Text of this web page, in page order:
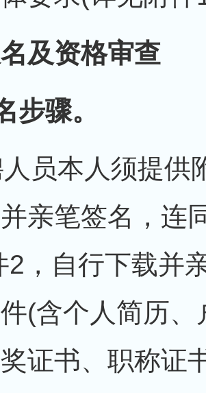
及资格审查
步骤。
员本人须提供
亲笔签名，连
2，自行下载并
(含个人简历
证书、职称证